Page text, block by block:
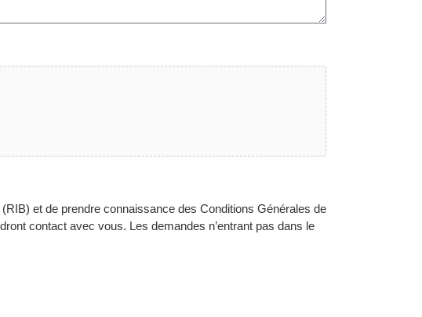
et de prendre connaissance des Conditions Générales de
contact avec vous. Les demandes n’entrant pas dans le